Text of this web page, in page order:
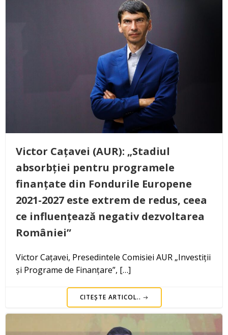
Victor Cațavei (AUR): „Stadiul
absorbției pentru programele
finanțate din Fondurile Europene
2021-2027 este extrem de redus, ceea
ce influențează negativ dezvoltarea
României”
Victor Cațavei, Presedintele Comisiei AUR „Investiții
și Programe de Finanțare”, […]
CITEȘTE ARTICOL..